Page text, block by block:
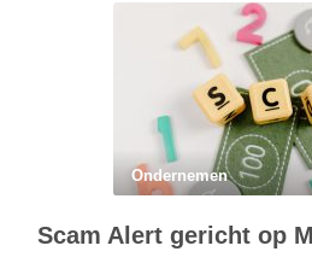
Ondernemen